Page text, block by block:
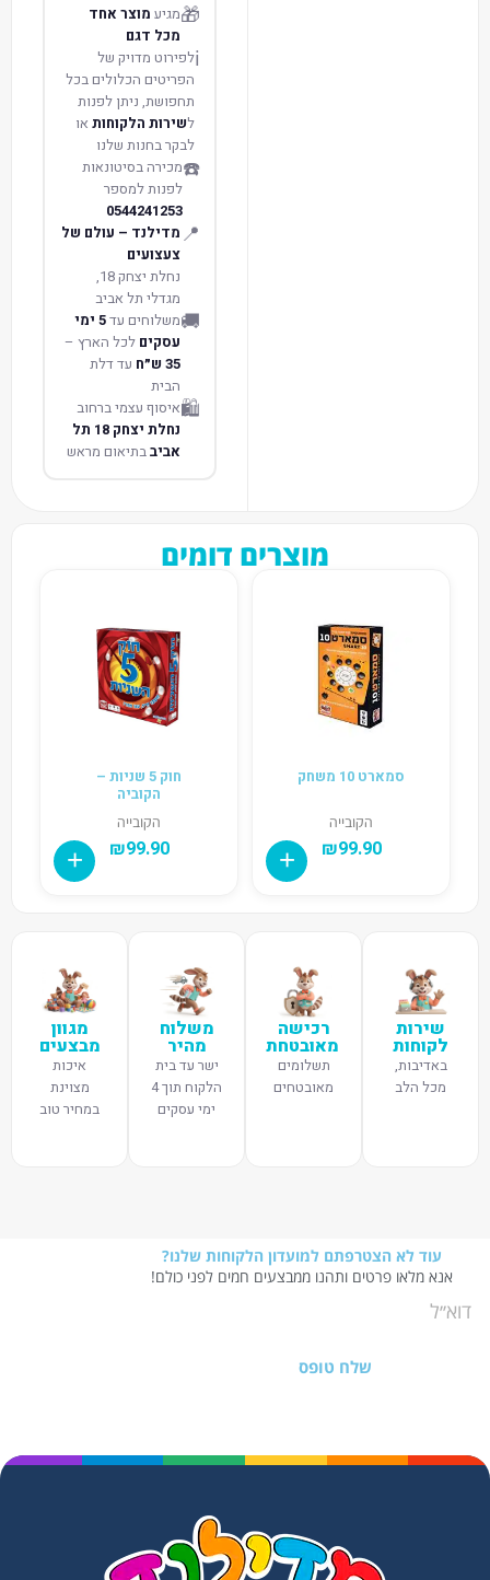
🎁מגיע מוצר אחד
מכל דגם
ℹ️לפירוט מדויק של
הפריטים הכלולים בכל
תחפושת, ניתן לפנות
לשירות הלקוחות או
לבקר בחנות שלנו
☎️מכירה בסיטונאות
לפנות למספר
0544241253
📍 מדילנד – עולם של
צעצועים
נחלת יצחק 18,
מגדלי תל אביב
🚚משלוחים עד 5 ימי
עסקים לכל הארץ –
35 ש״ח
עד דלת
הבית
🛍️איסוף עצמי ברחוב
נחלת יצחק 18 תל
אביבבתיאום מראש
מוצרים דומים
סמארט 10 משחק
הקובייה
₪99.90
חוק 5 שניות –
הקוביה
הקובייה
₪99.90
שירות
לקוחות
באדיבות,
מכל הלב
רכישה
מאובטחת
תשלומים
מאובטחים
משלוח
מהיר
ישר עד בית
הלקוח תוך 4
ימי עסקים
מגוון
מבצעים
איכות
מצוינת
במחיר טוב
עוד לא הצטרפתם למועדון הלקוחות שלנו?
אנא מלאו פרטים ותהנו ממבצעים חמים לפני כולם!
שלח טופס